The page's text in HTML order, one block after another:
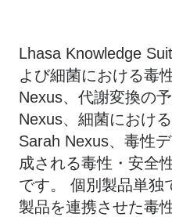
​​Lhasa Knowledge
よび細菌における毒
Nexus、代謝変換の
Nexus、細菌におけ
Sarah Nexus、毒性
成される毒性・安全
です。 個別製品単独
製品を連携させた毒